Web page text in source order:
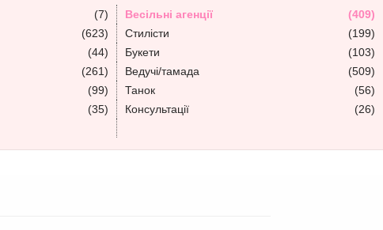
(7) Весільні агенції
(409)
(623) Стилісти
(199)
(44) Букети
(103)
(261) Ведучі/тамада
(509)
(99) Танок
(56)
(35) Консультації
(26)